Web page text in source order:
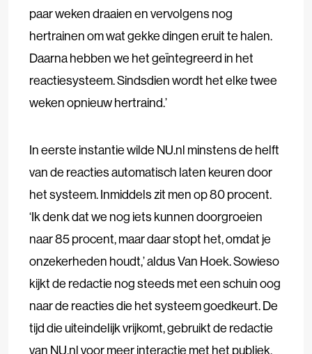
paar weken draaien en vervolgens nog
hertrainen om wat gekke dingen eruit te halen.
Daarna hebben we het geïntegreerd in het
reactiesysteem. Sindsdien wordt het elke twee
weken opnieuw hertraind.’
In eerste instantie wilde NU.nl minstens de helft
van de reacties automatisch laten keuren door
het systeem. Inmiddels zit men op 80 procent.
‘Ik denk dat we nog iets kunnen doorgroeien
naar 85 procent, maar daar stopt het, omdat je
onzekerheden houdt,’ aldus Van Hoek. Sowieso
kijkt de redactie nog steeds met een schuin oog
naar de reacties die het systeem goedkeurt. De
tijd die uiteindelijk vrijkomt, gebruikt de redactie
van NU.nl voor meer interactie met het publiek.